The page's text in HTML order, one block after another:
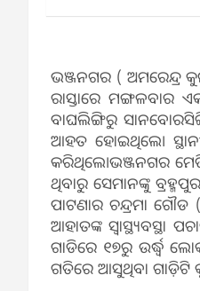
ଭଞ୍ଜନଗର ( ଅମରେନ୍ଦ୍ର
ରାସ୍ତାରେ ମଙ୍ଗଳବାର
ବାଘଲିଙ୍ଗିରୁ
ଆହତ ହୋଇଥିଲେ।
କରିଥିଲେ।ଭଞ୍ଜନଗର
ଥିବାରୁ ସେମାନଙ୍କୁ
ପାଟଣାର ଚନ୍ଦ୍ରମା
ଆହାତଙ୍କ
ଗାଡିରେ ୧୭ରୁ ଉର୍ଦ୍ଧ୍ବ
ଗତିରେ ଆସୁଥିବା ଗାଡ଼ିଟି